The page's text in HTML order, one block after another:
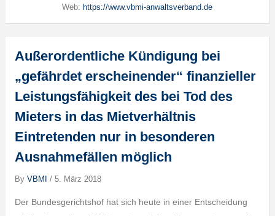
Web: https://www.vbmi-anwaltsverband.de
Außerordentliche Kündigung bei
„gefährdet erscheinender“ finanzieller
Leistungsfähigkeit des bei Tod des
Mieters in das Mietverhältnis
Eintretenden nur in besonderen
Ausnahmefällen möglich
By VBMI / 5. März 2018
Der Bundesgerichtshof hat sich heute in einer Entscheidung